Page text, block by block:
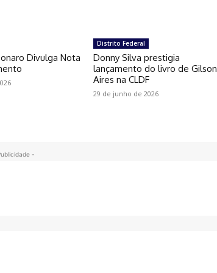
Divulga Nota
Distrito Federal
Donny Silva prestigia
lançamento do livro de Gilson
Aires na CLDF
29 de junho de 2026
-